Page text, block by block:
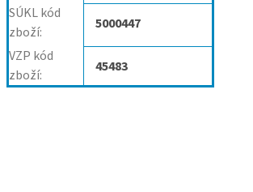
SÚKL kód
zboží:
5000447
VZP kód
zboží: 45483